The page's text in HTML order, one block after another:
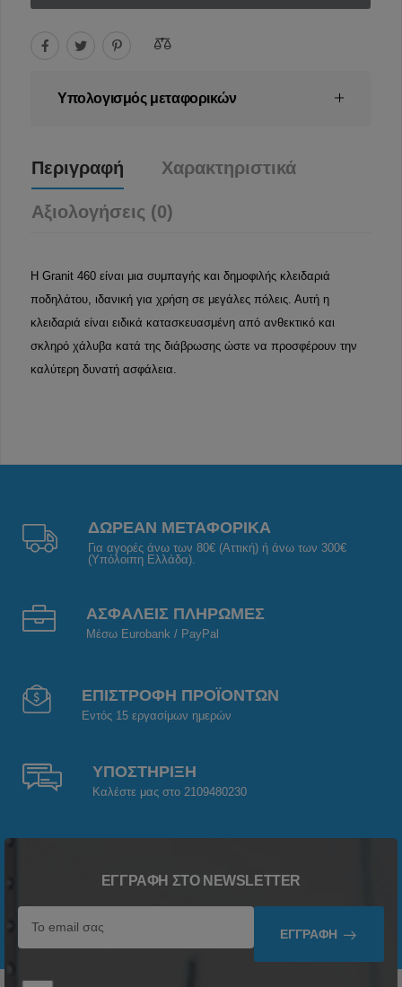
Υπολογισμός μεταφορικών
Περιγραφή Χαρακτηριστικά
Αξιολογήσεις (0)
Η Granit 460 είναι μια συμπαγής και δημοφιλής κλειδαριά
ποδηλάτου, ιδανική για χρήση σε μεγάλες πόλεις. Αυτή η
κλειδαριά είναι ειδικά κατασκευασμένη από ανθεκτικό και
σκληρό χάλυβα κατά της διάβρωσης ώστε να προσφέρουν την
καλύτερη δυνατή ασφάλεια.
ΔΩΡΕΑΝ ΜΕΤΑΦΟΡΙΚΑ
Για αγορές άνω των 80€ (Αττική) ή άνω των 300€
(Υπόλοιπη Ελλάδα).
ΑΣΦΑΛΕΙΣ ΠΛΗΡΩΜΕΣ
Μέσω Eurobank / PayPal
ΕΠΙΣΤΡΟΦΗ ΠΡΟΪΟΝΤΩΝ
Εντός 15 εργασίμων ημερών
ΥΠΟΣΤΗΡΙΞΗ
Καλέστε μας στο 2109480230
ΕΓΓΡΑΦΉ ΣΤΟ NEWSLETTER
ΕΓΓΡΑΦΉ